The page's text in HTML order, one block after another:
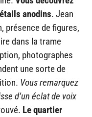
anodins. Jean
présence de figures,
dans la trame
photographes
une sorte de
Vous remarquez
d’un éclat de voix
Le quartier